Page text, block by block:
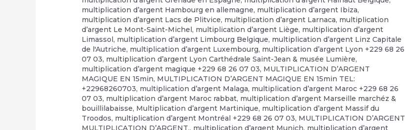
multiplication d’argent Hambourg en allemagne, multiplication d’argent Ibiza,
multiplication d’argent Lacs de Plitvice, multiplication d’argent Larnaca, multiplication
d’argent Le Mont-Saint-Michel, multiplication d’argent Liège, multiplication d’argent
Limassol, multiplication d’argent Limbourg Belgique, multiplication d’argent Linz Capitale
de l'Autriche, multiplication d’argent Luxembourg, multiplication d’argent Lyon +229 68 26
07 03, multiplication d’argent Lyon Carthédrale Saint-Jean & musée Lumière,
multiplication d’argent magique +229 68 26 07 03, MULTIPLICATION D’ARGENT
MAGIQUE EN 15min, MULTIPLICATION D’ARGENT MAGIQUE EN 15min TEL:
+22968260703, multiplication d’argent Malaga, multiplication d’argent Maroc +229 68 26
07 03, multiplication d’argent Maroc rabbat, multiplication d’argent Marseille marchéz &
bouillilabaisse, Multiplication d’argent Martinique, multiplication d’argent Massif du
Troodos, multiplication d’argent Montréal +229 68 26 07 03, MULTIPLICATION D’ARGENT
MULTIPLICATION D’ARGENT,, multiplication d’argent Munich, multiplication d’argent